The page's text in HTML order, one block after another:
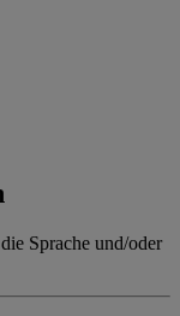
Sprache und/oder